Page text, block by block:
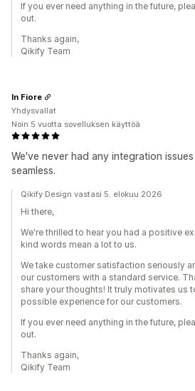
If you ever need anything in the future,
out.
Thanks again,
Qikify Team
We've never had any integration
seamless.
In Fiore
Yhdysvallat
Noin 5 vuotta sovelluksen käyttöä
Qikify Design vastasi 5. elokuu 2026
Hi there,
We're thrilled to hear you had a positive
kind words mean a lot to us.
We take customer satisfaction seriously
our customers with a standard service.
share your thoughts! It truly motivates us
possible experience for our customers.
If you ever need anything in the future,
out.
Thanks again,
Qikify Team